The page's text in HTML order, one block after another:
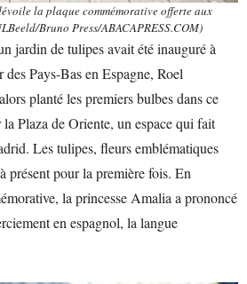
la plaque commémorative offerte aux
Bruno Press/ABACAPRESS.COM)
jardin de tulipes avait été inauguré à
Pays-Bas en Espagne, Roel
planté les premiers bulbes dans ce
Plaza de Oriente, un espace qui fait
Les tulipes, fleurs emblématiques
présent pour la première fois. En
la princesse Amalia a prononcé
en espagnol, la langue